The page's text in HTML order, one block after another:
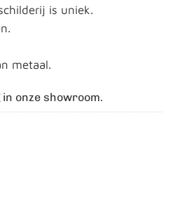
is uniek.
metaal.
in onze showroom.